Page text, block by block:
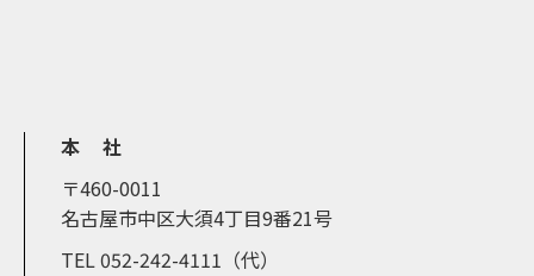
本 社
〒460-0011
名古屋市中区大須4丁目9番21号
TEL 052-242-4111（代）